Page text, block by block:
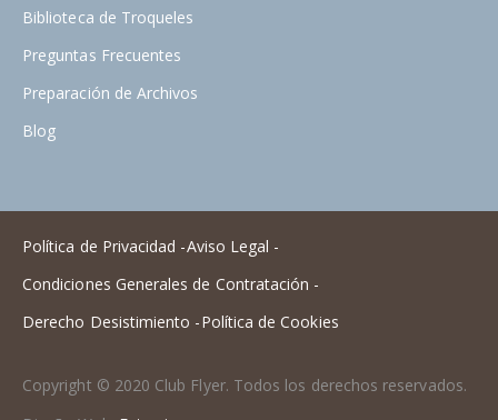
Biblioteca de Troqueles
Preguntas Frecuentes
Preparación de Archivos
Blog
Política de Privacidad -Aviso Legal -
Condiciones Generales de Contratación -
Derecho Desistimiento -Política de Cookies
Copyright © 2020 Club Flyer. Todos los derechos reservados.